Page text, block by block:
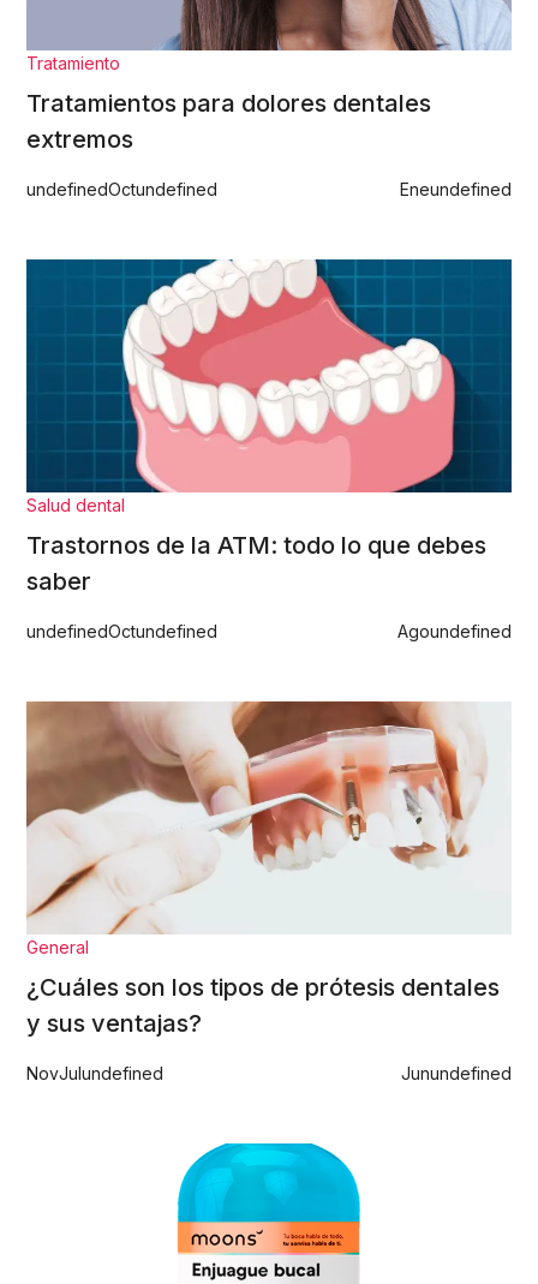
Tratamiento
Tratamientos para dolores dentales
extremos
undefinedOctundefined Eneundefined
Salud dental
Trastornos de la ATM: todo lo que debes
saber
undefinedOctundefined Agoundefined
General
¿Cuáles son los tipos de prótesis dentales
y sus ventajas?
NovJulundefined Junundefined